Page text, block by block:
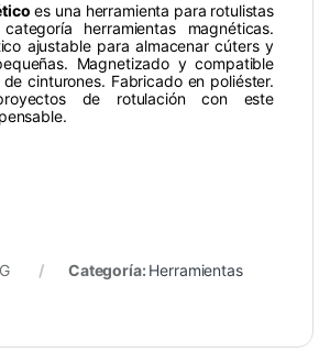
es una herramienta para rotulistas
herramientas magnéticas.
ajustable para almacenar cúters y
Magnetizado y compatible
cinturones. Fabricado en poliéster.
de rotulación con este
Categoría: Herramientas